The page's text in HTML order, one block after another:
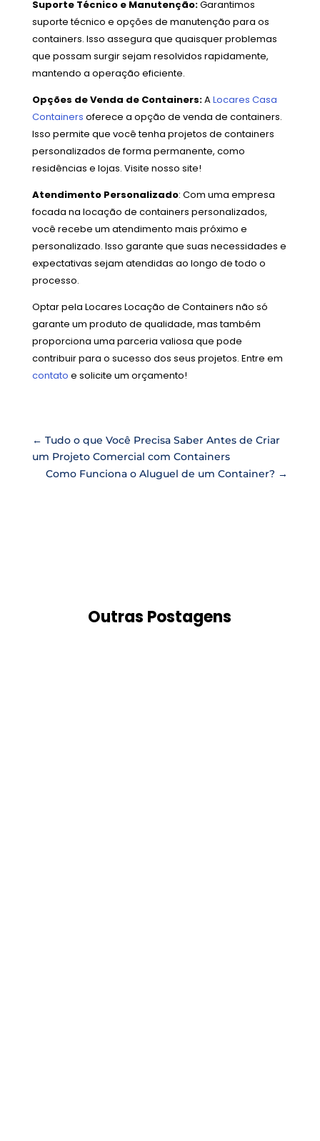
Suporte Técnico e Manutenção:Garantimos
suporte técnico e opções de manutenção para os
containers. Isso assegura que quaisquer problemas
que possam surgir sejam resolvidos rapidamente,
mantendo a operação eficiente.
Opções de Venda de Containers:ALocares Casa
Containers oferece a opção de venda de containers.
Isso permite que você tenha projetos de containers
personalizados de forma permanente, como
residências e lojas. Visite nosso site!
Atendimento Personalizado: Com uma empresa
focada na locação de containers personalizados,
você recebe um atendimento mais próximo e
personalizado. Isso garante que suas necessidades e
expectativas sejam atendidas ao longo de todo o
processo.
Optar pela Locares Locação de Containers não só
garante um produto de qualidade, mas também
proporciona uma parceria valiosa que pode
contribuir para o sucesso dos seus projetos. Entre em
contato e solicite um orçamento!
← Tudo o que Você Precisa Saber Antes de Criar
um Projeto Comercial com Containers
Como Funciona o Aluguel de um Container? →
Outras Postagens